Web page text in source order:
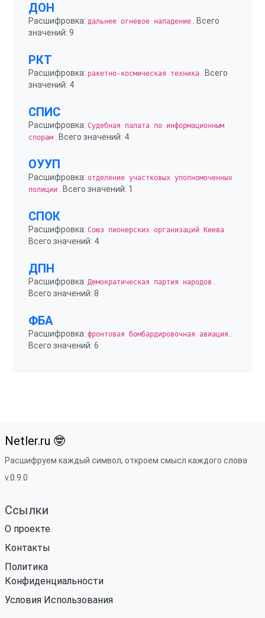
ДОН
Расшифровка: дальнее огневое нападение . Всего
значений: 9
РКТ
Расшифровка: ракетно-космическая техника . Всего
значений: 4
СПИС
Расшифровка: Судебная палата по информационным
спорам . Всего значений: 4
ОУУП
Расшифровка: отделение участковых уполномоченных
полиции . Всего значений: 1
СПОК
Расшифровка: Союз пионерских организаций Киева
Всего значений: 4
ДПН
Расшифровка: Демократическая партия народов
Всего значений: 8
ФБА
Расшифровка: фронтовая бомбардировочная авиация
Всего значений: 6
Netler.ru 🤓
Расшифруем каждый символ, откроем смысл каждого слова
v.0.9.0
Ссылки
О проекте
Контакты
Политика
Конфиденциальности
Условия Использования